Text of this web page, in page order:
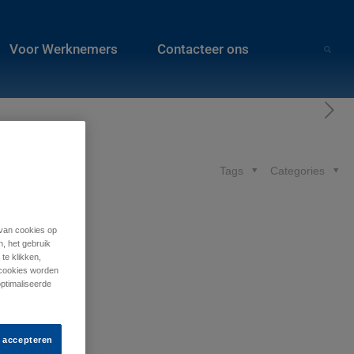
Voor Werknemers Contacteer ons
Categories
Tags
cookies op
het gebruik
klikken,
worden